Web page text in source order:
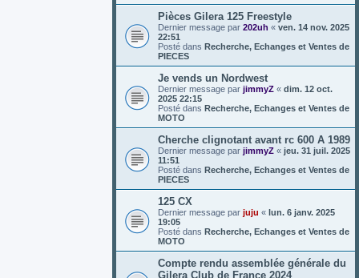
Pièces Gilera 125 Freestyle
Dernier message par 202uh « ven. 14 nov. 2025
22:51
Posté dans Recherche, Echanges et Ventes de
PIECES
Je vends un Nordwest
Dernier message par jimmyZ « dim. 12 oct.
2025 22:15
Posté dans Recherche, Echanges et Ventes de
MOTO
Cherche clignotant avant rc 600 A 1989
Dernier message par jimmyZ « jeu. 31 juil. 2025
11:51
Posté dans Recherche, Echanges et Ventes de
PIECES
125 CX
Dernier message par juju « lun. 6 janv. 2025
19:05
Posté dans Recherche, Echanges et Ventes de
MOTO
Compte rendu assemblée générale du
Gilera Club de France 2024